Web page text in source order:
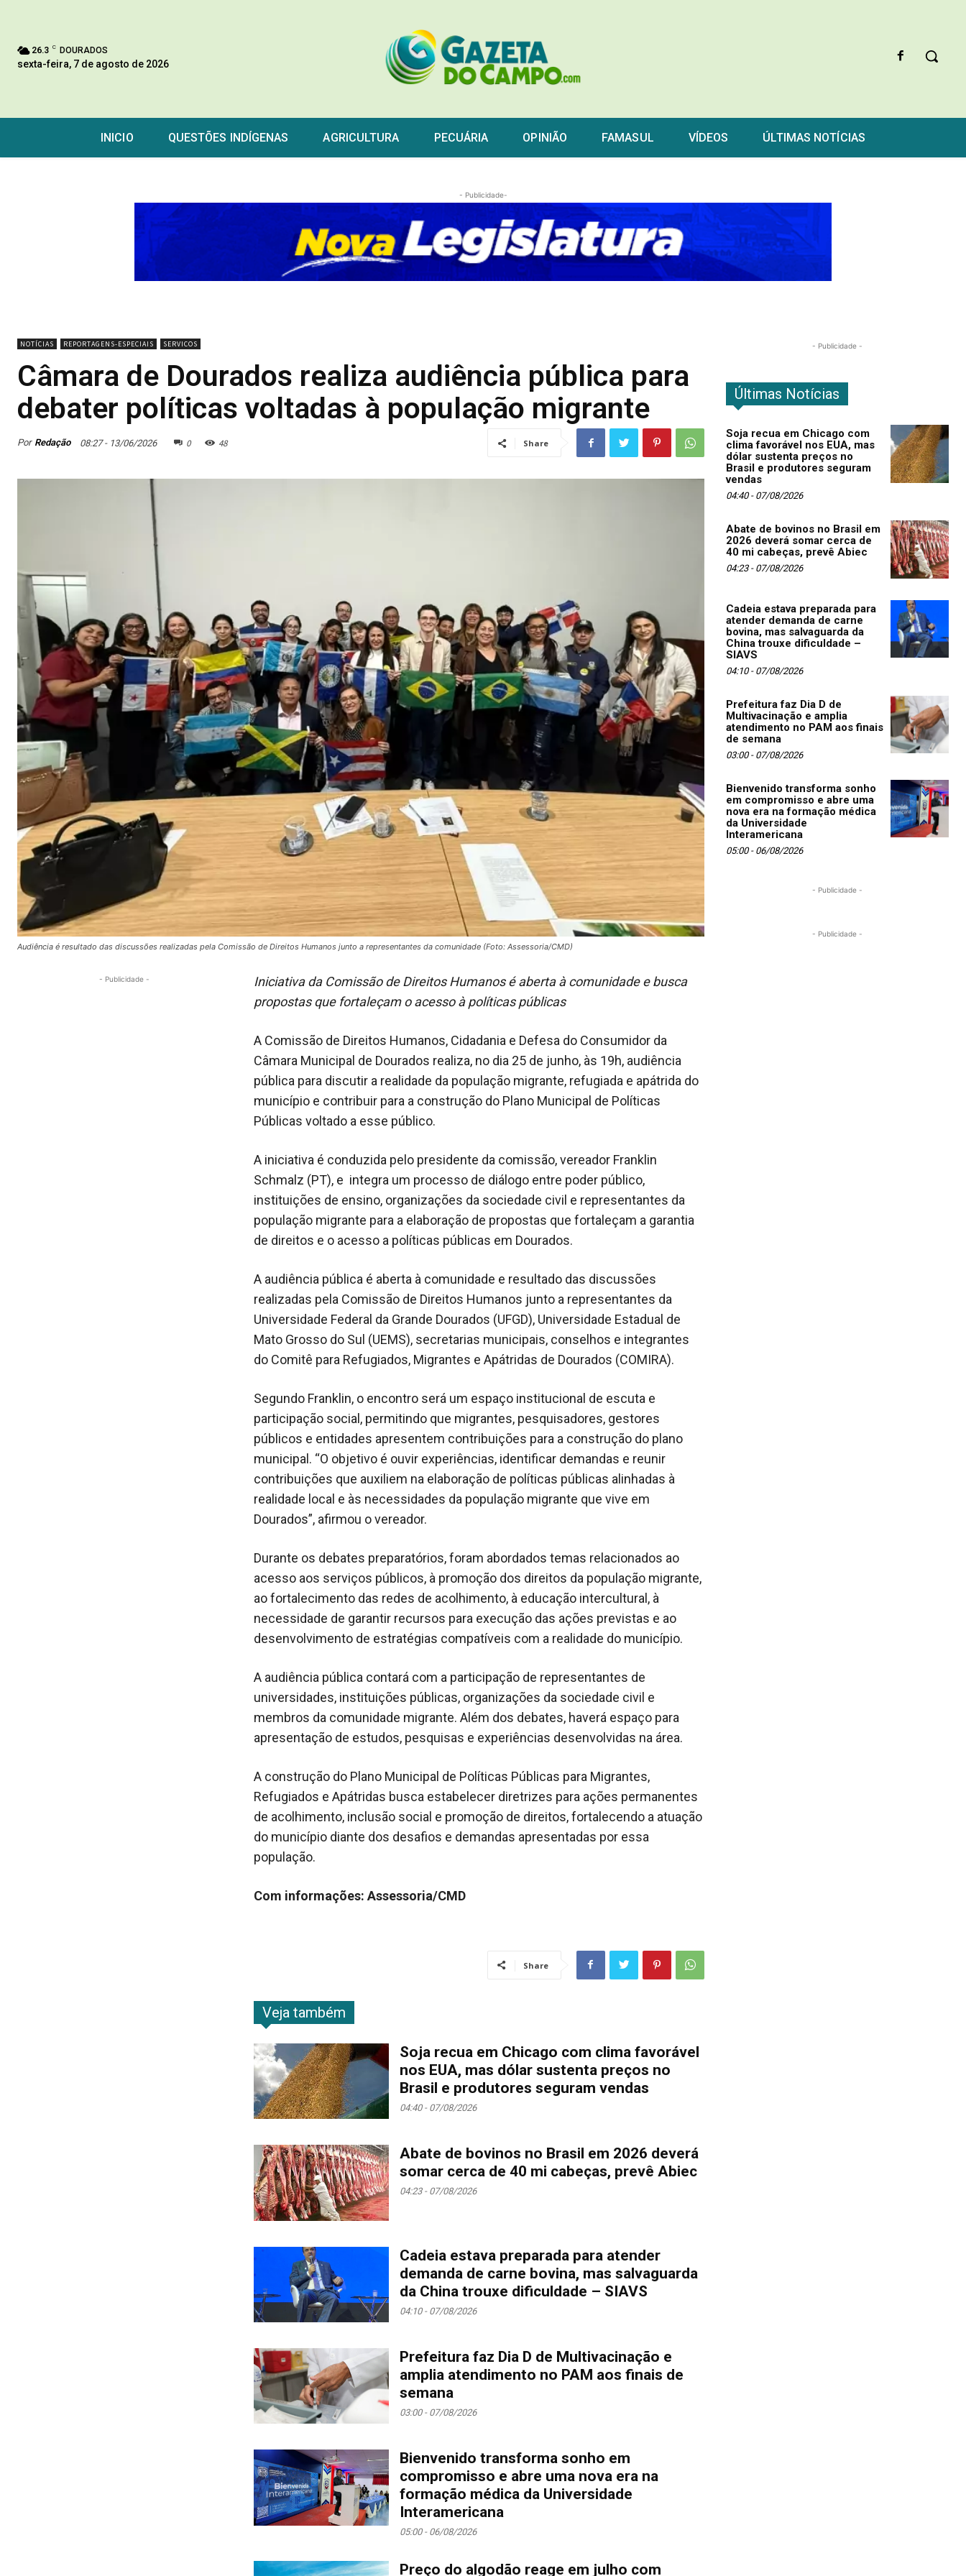
26.3 C DOURADOS
sexta-feira, 7 de agosto de 2026
INICIO QUESTÕES INDÍGENAS AGRICULTURA PECUÁRIA OPINIÃO FAMASUL VÍDEOS ÚLTIMAS NOTÍCIAS
- Publicidade-
NOTÍCIAS REPORTAGENS-ESPECIAIS SERVICOS
Câmara de Dourados realiza audiência pública para
debater políticas voltadas à população migrante
Por Redação 08:27 - 13/06/2026 0 48 Share
Audiência é resultado das discussões realizadas pela Comissão de Direitos Humanos junto a representantes da comunidade (Foto: Assessoria/CMD)
- Publicidade -
Iniciativa da Comissão de Direitos Humanos é aberta à comunidade e busca
propostas que fortaleçam o acesso à políticas públicas
A Comissão de Direitos Humanos, Cidadania e Defesa do Consumidor da
Câmara Municipal de Dourados realiza, no dia 25 de junho, às 19h, audiência
pública para discutir a realidade da população migrante, refugiada e apátrida do
município e contribuir para a construção do Plano Municipal de Políticas
Públicas voltado a esse público.
A iniciativa é conduzida pelo presidente da comissão, vereador Franklin
Schmalz (PT), e integra um processo de diálogo entre poder público,
instituições de ensino, organizações da sociedade civil e representantes da
população migrante para a elaboração de propostas que fortaleçam a garantia
de direitos e o acesso a políticas públicas em Dourados.
A audiência pública é aberta à comunidade e resultado das discussões
realizadas pela Comissão de Direitos Humanos junto a representantes da
Universidade Federal da Grande Dourados (UFGD), Universidade Estadual de
Mato Grosso do Sul (UEMS), secretarias municipais, conselhos e integrantes
do Comitê para Refugiados, Migrantes e Apátridas de Dourados (COMIRA).
Segundo Franklin, o encontro será um espaço institucional de escuta e
participação social, permitindo que migrantes, pesquisadores, gestores
públicos e entidades apresentem contribuições para a construção do plano
municipal. “O objetivo é ouvir experiências, identificar demandas e reunir
contribuições que auxiliem na elaboração de políticas públicas alinhadas à
realidade local e às necessidades da população migrante que vive em
Dourados”, afirmou o vereador.
Durante os debates preparatórios, foram abordados temas relacionados ao
acesso aos serviços públicos, à promoção dos direitos da população migrante,
ao fortalecimento das redes de acolhimento, à educação intercultural, à
necessidade de garantir recursos para execução das ações previstas e ao
desenvolvimento de estratégias compatíveis com a realidade do município.
A audiência pública contará com a participação de representantes de
universidades, instituições públicas, organizações da sociedade civil e
membros da comunidade migrante. Além dos debates, haverá espaço para
apresentação de estudos, pesquisas e experiências desenvolvidas na área.
A construção do Plano Municipal de Políticas Públicas para Migrantes,
Refugiados e Apátridas busca estabelecer diretrizes para ações permanentes
de acolhimento, inclusão social e promoção de direitos, fortalecendo a atuação
do município diante dos desafios e demandas apresentadas por essa
população.
Com informações: Assessoria/CMD
Share
Veja também
Soja recua em Chicago com clima favorável
nos EUA, mas dólar sustenta preços no
Brasil e produtores seguram vendas
04:40 - 07/08/2026
Abate de bovinos no Brasil em 2026 deverá
somar cerca de 40 mi cabeças, prevê Abiec
04:23 - 07/08/2026
Cadeia estava preparada para atender
demanda de carne bovina, mas salvaguarda
da China trouxe dificuldade – SIAVS
04:10 - 07/08/2026
Prefeitura faz Dia D de Multivacinação e
amplia atendimento no PAM aos finais de
semana
03:00 - 07/08/2026
Bienvenido transforma sonho em
compromisso e abre uma nova era na
formação médica da Universidade
Interamericana
05:00 - 06/08/2026
Preço do algodão reage em julho com
- Publicidade -
Últimas Notícias
Soja recua em Chicago com
clima favorável nos EUA, mas
dólar sustenta preços no
Brasil e produtores seguram
vendas
04:40 - 07/08/2026
Abate de bovinos no Brasil em
2026 deverá somar cerca de
40 mi cabeças, prevê Abiec
04:23 - 07/08/2026
Cadeia estava preparada para
atender demanda de carne
bovina, mas salvaguarda da
China trouxe dificuldade –
SIAVS
04:10 - 07/08/2026
Prefeitura faz Dia D de
Multivacinação e amplia
atendimento no PAM aos finais
de semana
03:00 - 07/08/2026
Bienvenido transforma sonho
em compromisso e abre uma
nova era na formação médica
da Universidade
Interamericana
05:00 - 06/08/2026
- Publicidade -
- Publicidade -